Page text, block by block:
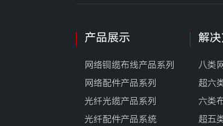
产品展示
网络铜缆布线产品系列
网络配件产品系列
光纤光缆产品系列
光纤配件产品系统
解
八类
超六
六类
超五